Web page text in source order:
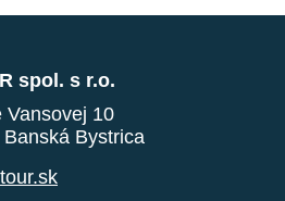
spol. s r.o.
Vansovej 10
Bystrica